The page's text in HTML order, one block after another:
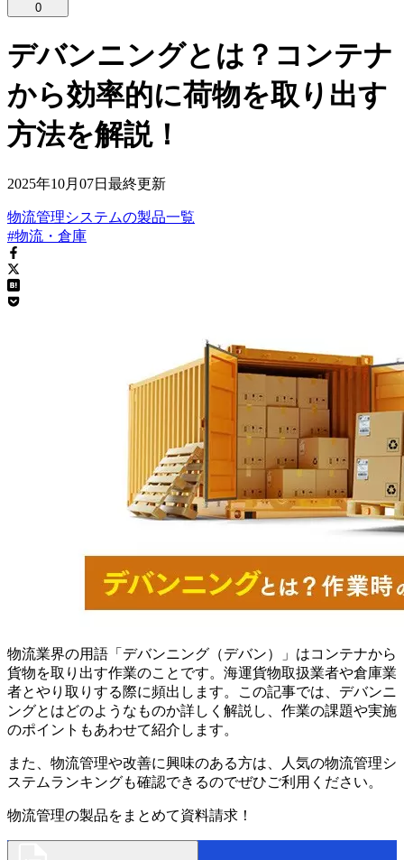
0
デバンニングとは？コンテナ
から効率的に荷物を取り出す
方法を解説！
2025年10月07日 最終更新
物流管理システムの製品一覧
#物流・倉庫
物流業界の用語「デバンニング（デバン）」はコンテナから
貨物を取り出す作業のことです。海運貨物取扱業者や倉庫業
者とやり取りする際に頻出します。この記事では、デバンニ
ングとはどのようなものか詳しく解説し、作業の課題や実施
のポイントもあわせて紹介します。
また、物流管理や改善に興味のある方は、人気の物流管理シ
ステムランキングも確認できるのでぜひご利用ください。
物流管理の製品をまとめて資料請求！